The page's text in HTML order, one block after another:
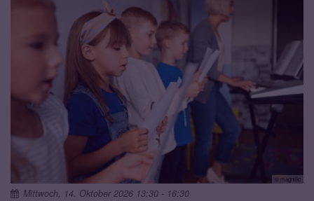
© magnific
Mittwoch, 14. Oktober 2026 13:30 - 16:30